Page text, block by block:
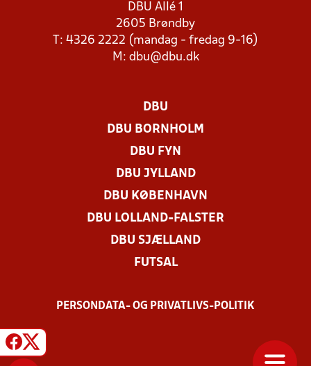
DBU Allé 1
2605 Brøndby
T: 4326 2222 (mandag - fredag 9-16)
M: dbu@dbu.dk
DBU
DBU BORNHOLM
DBU FYN
DBU JYLLAND
DBU KØBENHAVN
DBU LOLLAND-FALSTER
DBU SJÆLLAND
FUTSAL
PERSONDATA- OG PRIVATLIVS-POLITIK